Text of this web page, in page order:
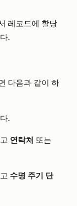
레코드에 할당
.
다음과 같이 하
.
연락처 또는
수명 주기 단